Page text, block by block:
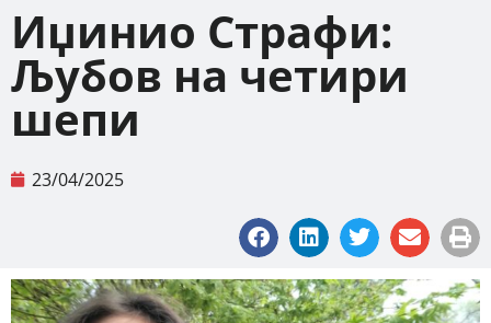
Иџинио Страфи:
Љубов на четири
шепи
23/04/2025